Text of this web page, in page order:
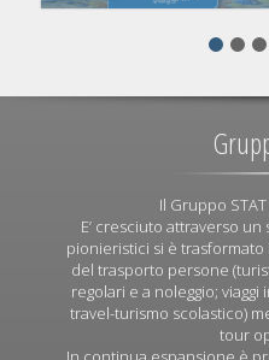
Il Gruppo
E’ cresciuto attraverso
pionieristici si è trasformato
del trasporto persone
regolari e a noleggio;
travel-turismo scolastico)
tour